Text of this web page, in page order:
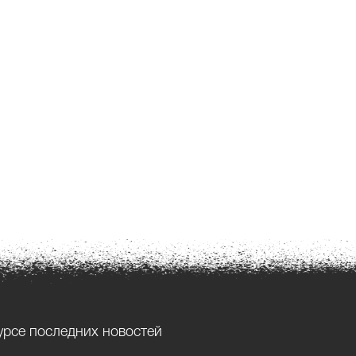
последних новостей